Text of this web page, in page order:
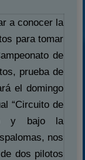
a conocer la
para tomar
de
prueba de
el domingo
“Circuito de
y bajo la
nos
dos pilotos